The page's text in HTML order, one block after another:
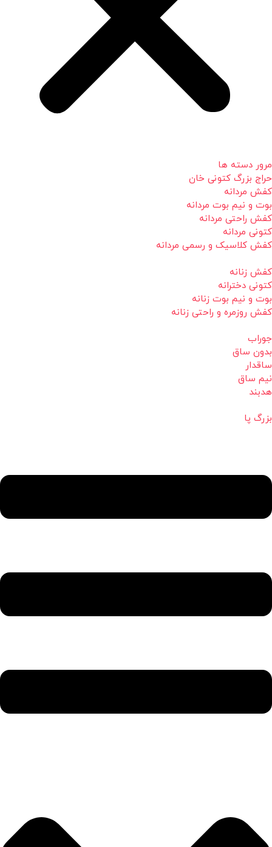
مرور دسته ها
حراج بزرگ کتونی خان
کفش مردانه
بوت و نیم بوت مردانه
کفش راحتی مردانه
کتونی مردانه
کفش کلاسیک و رسمی مردانه
کفش زنانه
کتونی دخترانه
بوت و نیم بوت زنانه
کفش روزمره و راحتی زنانه
جوراب
بدون ساق
ساقدار
نیم ساق
هدبند
بزرگ پا